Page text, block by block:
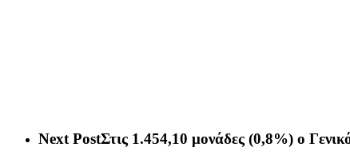
Next PostΣτις 1.454,10 μονάδες (0,8%) ο